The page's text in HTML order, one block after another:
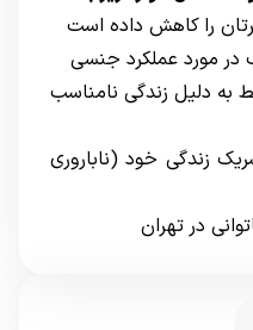
را کاهش داده است
در مورد عملکرد جنسی
به دلیل زندگی نامناسب
زندگی خود (ناباروری
در تهران